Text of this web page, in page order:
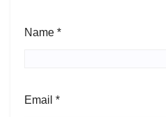
Name *
Email *